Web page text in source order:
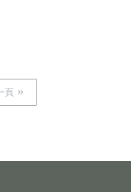
頁